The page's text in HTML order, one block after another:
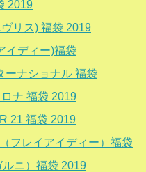
2019
リス) 福袋 2019
イディー)福袋
ーナショナル 福袋
ナ 福袋 2019
21 福袋 2019
フレイアイディー）福袋
ニ）福袋 2019